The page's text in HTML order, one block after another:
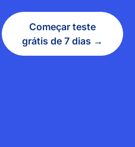
Começar teste
grátis de 7 dias →